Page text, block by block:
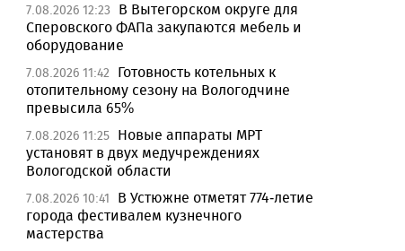
7.08.2026 12:23
В Вытегорском округе для
Сперовского ФАПа закупаются мебель и
оборудование
7.08.2026 11:42
Готовность котельных к
отопительному сезону на Вологодчине
превысила 65%
7.08.2026 11:25 Новые аппараты МРТ
установят в двух медучреждениях
Вологодской области
7.08.2026 10:41
В Устюжне отметят 774-летие
города фестивалем кузнечного
мастерства